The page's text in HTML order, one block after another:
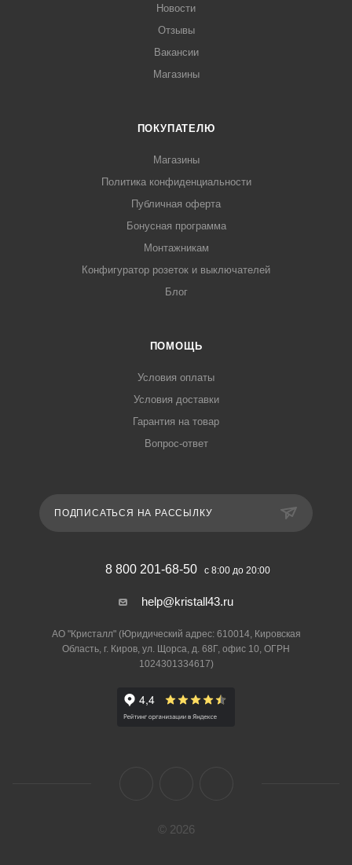
Новости
Отзывы
Вакансии
Магазины
ПОКУПАТЕЛЮ
Магазины
Политика конфиденциальности
Публичная оферта
Бонусная программа
Монтажникам
Конфигуратор розеток и выключателей
Блог
ПОМОЩЬ
Условия оплаты
Условия доставки
Гарантия на товар
Вопрос-ответ
ПОДПИСАТЬСЯ НА РАССЫЛКУ
8 800 201-68-50 с 8:00 до 20:00
help@kristall43.ru
АО "Кристалл" (Юридический адрес: 610014, Кировская
Область, г. Киров, ул. Щорса, д. 68Г, офис 10, ОГРН
1024301334617)
© 2026